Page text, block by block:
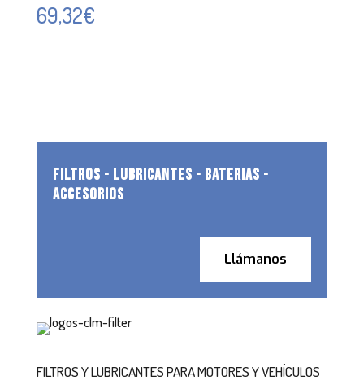
69,32€
FILTROS - LUBRICANTES - BATERIAS -
ACCESORIOS
Llámanos
FILTROS Y LUBRICANTES PARA MOTORES Y VEHÍCULOS